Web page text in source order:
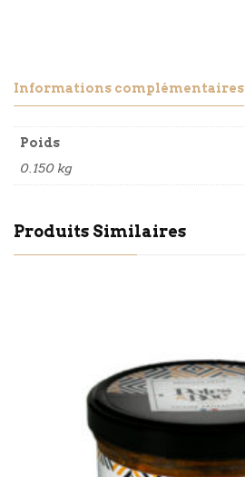
Informations complémentaires
Poids
0.150 kg
Produits Similaires